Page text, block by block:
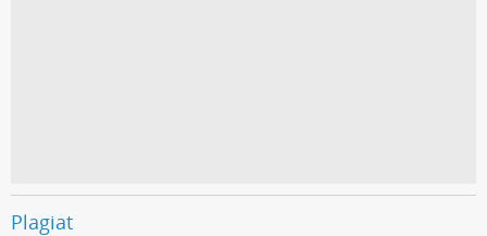
Plagiat